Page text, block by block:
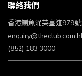
不歧視及不騷擾聲明
認可牌照及通告
聯絡我們
香港鰂魚涌英皇道979
(852) 183 3000